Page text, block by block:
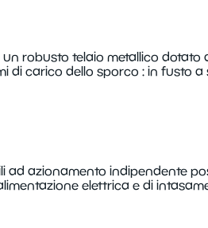
robusto telaio metallico
carico dello sporco : in fusto
azionamento indipendente
elettrica e di